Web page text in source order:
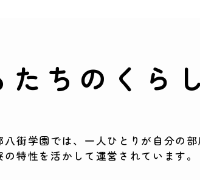
たちのくらし
八街学園では、一人ひとりが自分の
の特性を活かして運営されています。